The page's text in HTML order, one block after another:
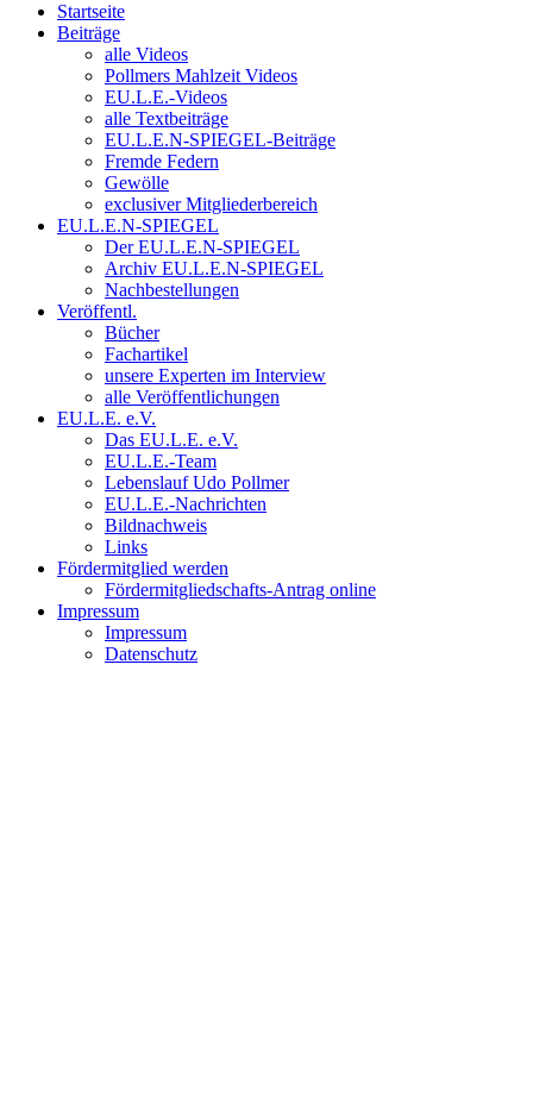
Startseite
Beiträge
alle Videos
Pollmers Mahlzeit Videos
EU.L.E.-Videos
alle Textbeiträge
EU.L.E.N-SPIEGEL-Beiträge
Fremde Federn
Gewölle
exclusiver Mitgliederbereich
EU.L.E.N-SPIEGEL
Der EU.L.E.N-SPIEGEL
Archiv EU.L.E.N-SPIEGEL
Nachbestellungen
Veröffentl.
Bücher
Fachartikel
unsere Experten im Interview
alle Veröffentlichungen
EU.L.E. e.V.
Das EU.L.E. e.V.
EU.L.E.-Team
Lebenslauf Udo Pollmer
EU.L.E.-Nachrichten
Bildnachweis
Links
Fördermitglied werden
Fördermitgliedschafts-Antrag online
Impressum
Impressum
Datenschutz